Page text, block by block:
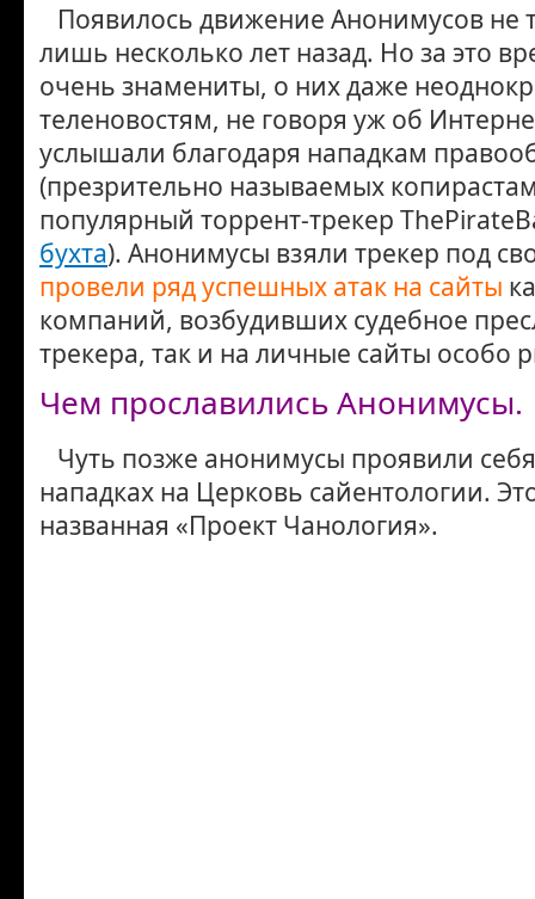
Появилось движение Анонимусов не
лишь несколько лет назад. Но за это
очень знамениты, о них даже
теленовостям, не говоря уж об
услышали благодаря нападкам
(презрительно называемых
популярный торрент-трекер
бухта). Анонимусы взяли трекер под
провели ряд успешных атак на сайты
компаний, возбудивших судебное
трекера, так и на личные сайты особо
Чем прославились Анонимусы.
Чуть позже анонимусы проявили
нападках на Церковь сайентологии.
названная «Проект Чанология».